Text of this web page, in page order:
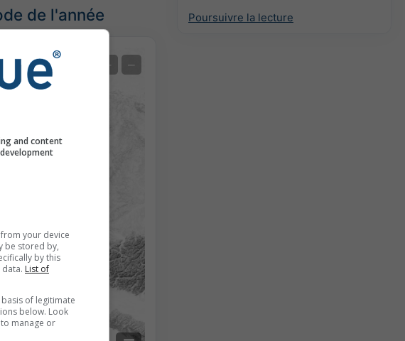
Poursuivre la lecture
de l'année
+ −
and content
your device
be stored by,
by this
List of
of legitimate
below. Look
manage or